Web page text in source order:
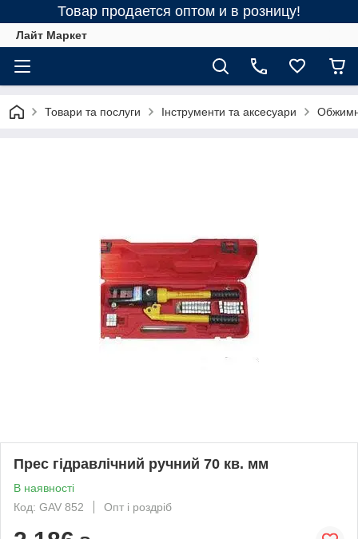
Товар продается оптом и в розницу!
Лайт Маркет
Товари та послуги Інструменти та аксесуари
Прес гідравлічний ручний 70 кв. мм
В наявності
Код: GAV 852
Опт і роздріб